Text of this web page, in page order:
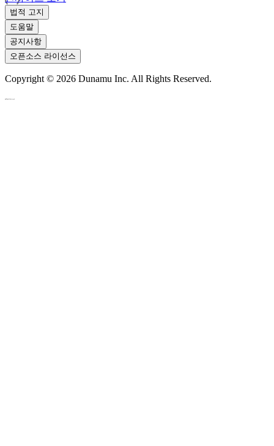
법적 고지
도움말
공지사항
오픈소스 라이선스
Copyright © 2026 Dunamu Inc. All Rights Reserved.